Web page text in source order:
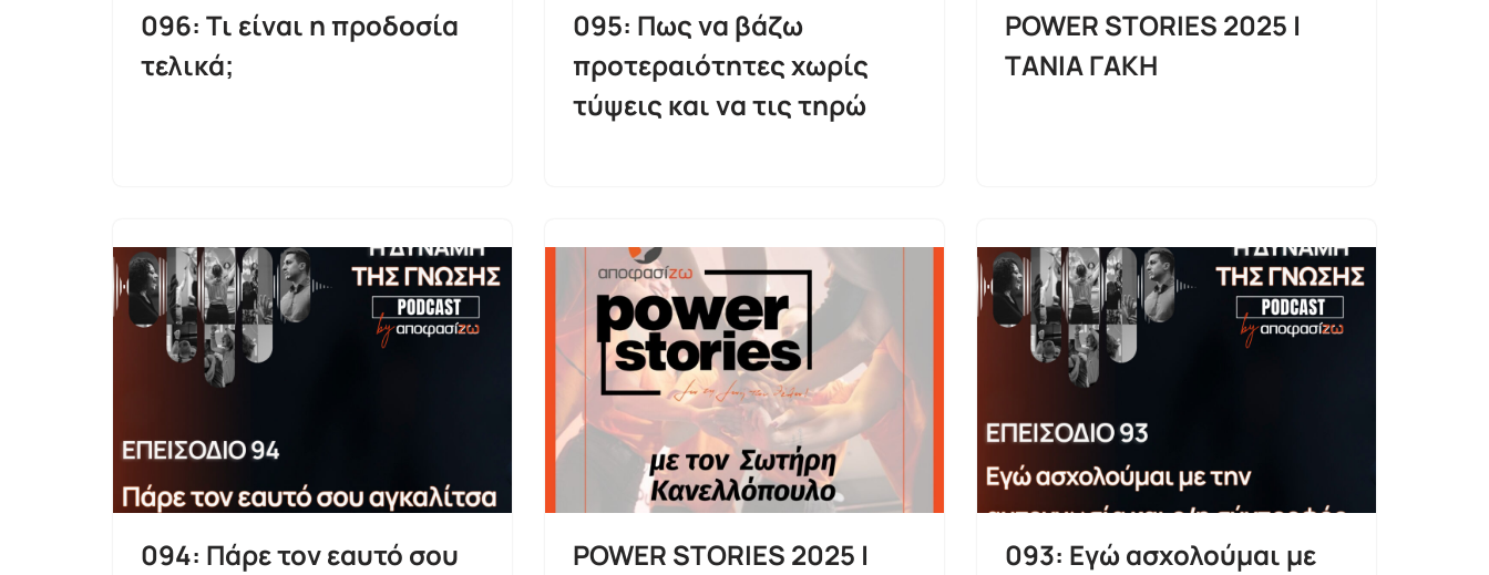
096: Τι είναι η προδοσία
τελικά;
095: Πως να βάζω
προτεραιότητες χωρίς
τύψεις και να τις τηρώ
POWER STORIES 2025 |
ΤΑΝΙΑ ΓΑΚΗ
094: Πάρε τον εαυτό σου
POWER STORIES 2025 |
093: Εγώ ασχολούμαι με